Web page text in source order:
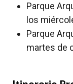
Parque
los
Parque
martes de